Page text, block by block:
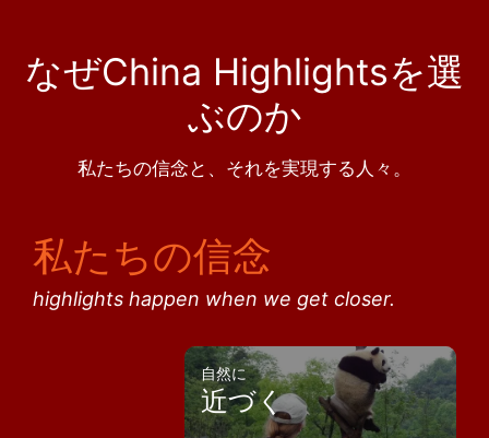
なぜChina Highlightsを選
ぶのか
私たちの信念と、それを実現する人々。
私たちの信念
highlights happen when we get closer.
自然に
近づく